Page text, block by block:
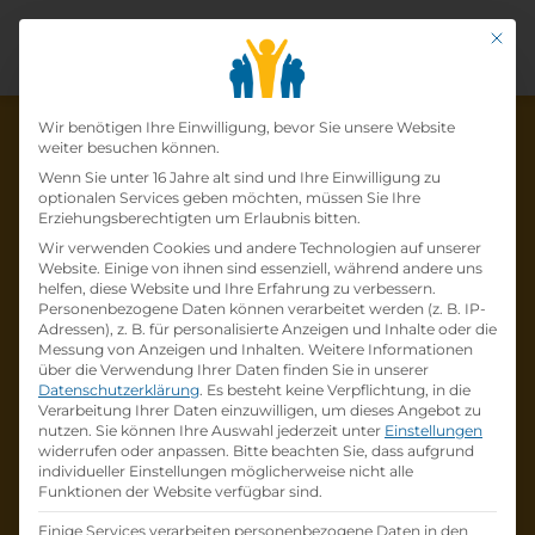
Die Lehrstelle wurde schon
besetzt!
Die LehrstelleLehre zum
Einzelhandelskaufmann (w/m/d) bei
PRIMARKist schonbesetzt.
Firmenprofil besuchen
Andere Lehrstelle suchen
Mit
Datenschutz-
Wir benötigen Ihre Einwilligung, bevor Sie unsere Website
weiter besuchen können.
Wenn Sie unter 16 Jahre alt sind und Ihre Einwilligung zu
optionalen Services geben möchten, müssen Sie Ihre
Erziehungsberechtigten um Erlaubnis bitten.
Wir verwenden Cookies und andere Technologien auf unserer
Website. Einige von ihnen sind essenziell, während andere uns
helfen, diese Website und Ihre Erfahrung zu verbessern.
Personenbezogene Daten können verarbeitet werden (z. B. IP-
Adressen), z. B. für personalisierte Anzeigen und Inhalte oder die
Messung von Anzeigen und Inhalten. Weitere Informationen
über die Verwendung Ihrer Daten finden Sie in unserer
Datenschutzerklärung. Es besteht keine Verpflichtung, in die
Verarbeitung Ihrer Daten einzuwilligen, um dieses Angebot zu
nutzen. Sie können Ihre Auswahl jederzeit unter Einstellungen
widerrufen oder anpassen. Bitte beachten Sie, dass aufgrund
individueller Einstellungen möglicherweise nicht alle
Funktionen der Website verfügbar sind.
Einige Services verarbeiten personenbezogene Daten in den